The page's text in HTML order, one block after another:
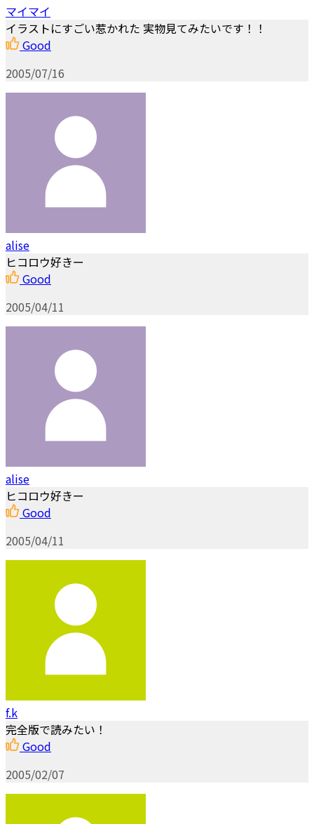
マイマイ
イラストにすごい惹かれた 実物見てみたいです！！
Good
2005/07/16
alise
ヒコロウ好きー
Good
2005/04/11
alise
ヒコロウ好きー
Good
2005/04/11
f.k
完全版で読みたい！
Good
2005/02/07